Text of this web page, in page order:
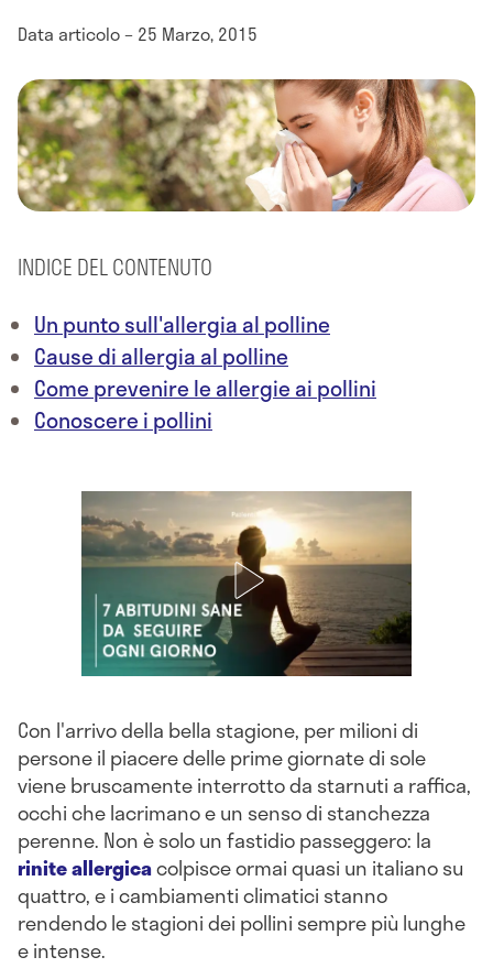
Data articolo – 25 Marzo, 2015
INDICE DEL CONTENUTO
Un punto sull'allergia al polline
Cause di allergia al polline
Come prevenire le allergie ai pollini
Conoscere i pollini
Con l'arrivo della bella stagione, per milioni di
persone il piacere delle prime giornate di sole
viene bruscamente interrotto da starnuti a raffica,
occhi che lacrimano e un senso di stanchezza
perenne. Non è solo un fastidio passeggero: la
rinite allergicacolpisce ormai quasi un italiano su
quattro, e i cambiamenti climatici stanno
rendendo le stagioni dei pollini sempre più lunghe
e intense.